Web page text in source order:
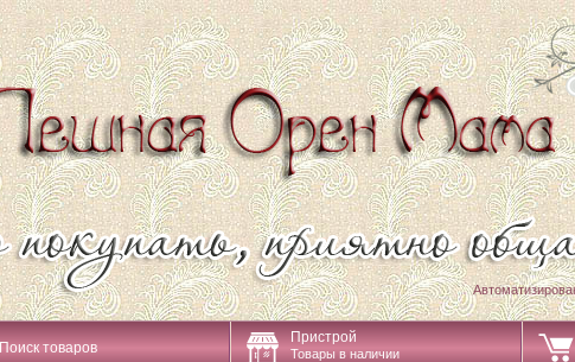
Поиск товаров
Пристрой
Товары в наличии